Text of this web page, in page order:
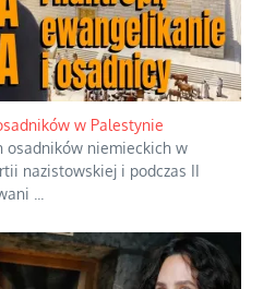
w Palestynie
osadników niemieckich w
nazistowskiej i podczas II